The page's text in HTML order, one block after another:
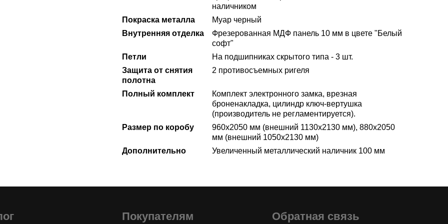
наличником
Покраска металла
Муар черный
Внутренняя отделка
Фрезерованная МДФ панель 10 мм в цвете "Белый
софт"
Петли
На подшипниках скрытого типа - 3 шт.
Защита от снятия
полотна
2 противосъемных ригеля
Полный комплект
Комплект электронного замка, врезная
броненакладка, цилиндр ключ-вертушка
(производитель не регламентируется).
Размер по коробу
960х2050 мм (внешний 1130х2130 мм), 880х2050
мм (внешний 1050х2130 мм)
Дополнительно
Увеличенный металлический наличник 100 мм
Покупателям Обратная связь